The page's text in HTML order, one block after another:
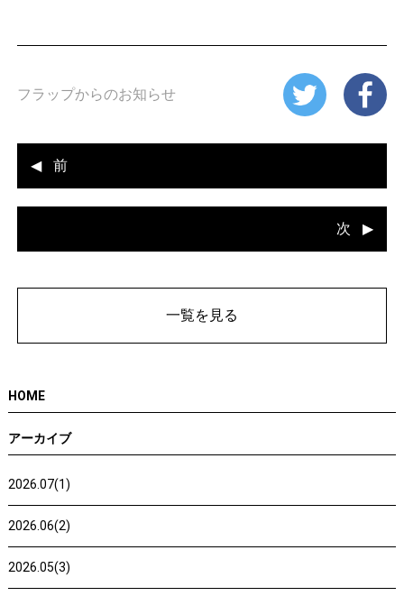
フラップからのお知らせ
前
次
一覧を見る
HOME
アーカイブ
2026.07(1)
2026.06(2)
2026.05(3)